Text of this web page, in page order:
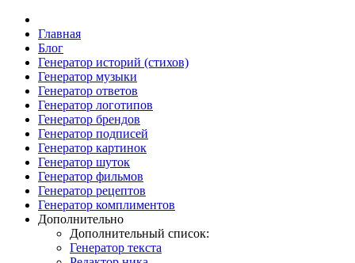
Главная
Блог
Генератор историй (стихов)
Генератор музыки
Генератор ответов
Генератор логотипов
Генератор брендов
Генератор подписей
Генератор картинок
Генератор шуток
Генератор фильмов
Генератор рецептов
Генератор комплиментов
Дополнительно
Дополнительный список:
Генератор текста